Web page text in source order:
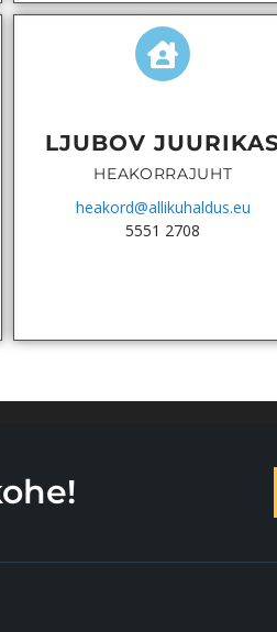
LJUBOV
HEAKORRAJUHT
heakord@allikuhaldus.eu
5551 2708